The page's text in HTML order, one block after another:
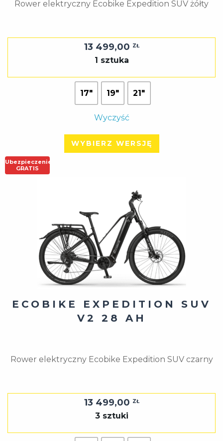
Rower elektryczny Ecobike Expedition SUV żółty
13 499,00 ZŁ
1 sztuka
17" 19" 21"
Wyczyść
WYBIERZ WERSJĘ
Ubezpieczenie
GRATIS
ECOBIKE EXPEDITION SUV
V2 28 AH
Rower elektryczny Ecobike Expedition SUV czarny
13 499,00 ZŁ
3 sztuki